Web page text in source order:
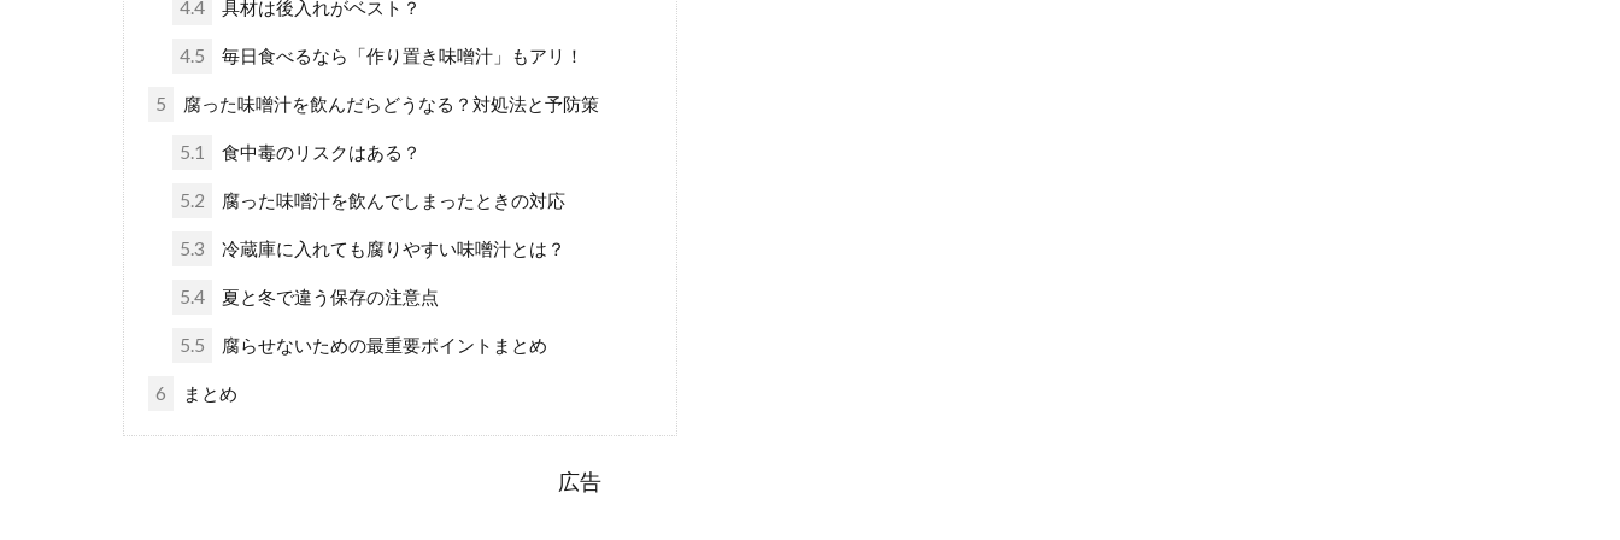
4.4 具材は後入れがベスト？
4.5 毎日食べるなら「作り置き味噌汁」もアリ！
5 腐った味噌汁を飲んだらどうなる？対処法と予防策
5.1 食中毒のリスクはある？
5.2 腐った味噌汁を飲んでしまったときの対応
5.3 冷蔵庫に入れても腐りやすい味噌汁とは？
5.4 夏と冬で違う保存の注意点
5.5 腐らせないための最重要ポイントまとめ
6 まとめ
広告